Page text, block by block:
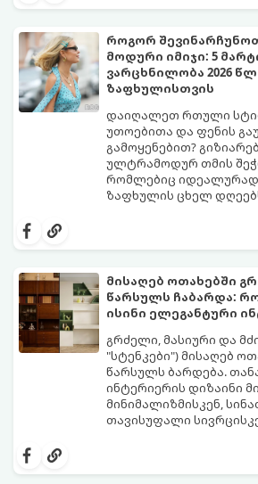
კომფორტულად
რომელი საცურაო
წლის ზაფხულის
როგორ
მოდური იმიჯი: 5
ვარცხნილობა 2026
ზაფხულისთვის
დაიღალეთ რთული
უთოებითა და ფენის
გამოყენებით?
ულტრამოდურ თმის
რომლებიც იდეალურად
ზაფხულის ცხელ
სცდება, ხოლო ჰაერის
არის იმის დრო, რომ 45
თმის დახვევაზე,
ოფლით და მერე
მიწებებულ წინამოს
წარმოგიდგენთ 5
ზაფხულში
გრილ განწყობას
მისაღებ ოთახებში
წარსულს ჩაბარდა:
ისინი ელეგანტური
გრძელი, მასიური და
"სტენკები") მისაღებ
წარსულს ბარდება.
ინტერიერის დიზაინი
მინიმალიზმისკენ,
თავისუფალი
ან ჭურჭელი ისე, რომ
დიდი კარადის